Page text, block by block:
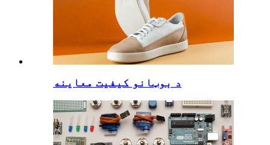
د بوټانو کیفیت معاینه